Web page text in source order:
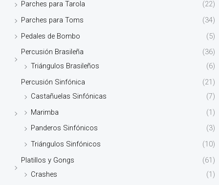
Parches para Tarola
(22)
Parches para Toms
(34)
Pedales de Bombo
(5)
Percusión Brasileña
(36)
Triángulos Brasileños
(6)
Percusión Sinfónica
(21)
Castañuelas Sinfónicas
(7)
Marimba
(1)
Panderos Sinfónicos
(3)
Triángulos Sinfónicos
(10)
Platillos y Gongs
(61)
Crashes
(1)